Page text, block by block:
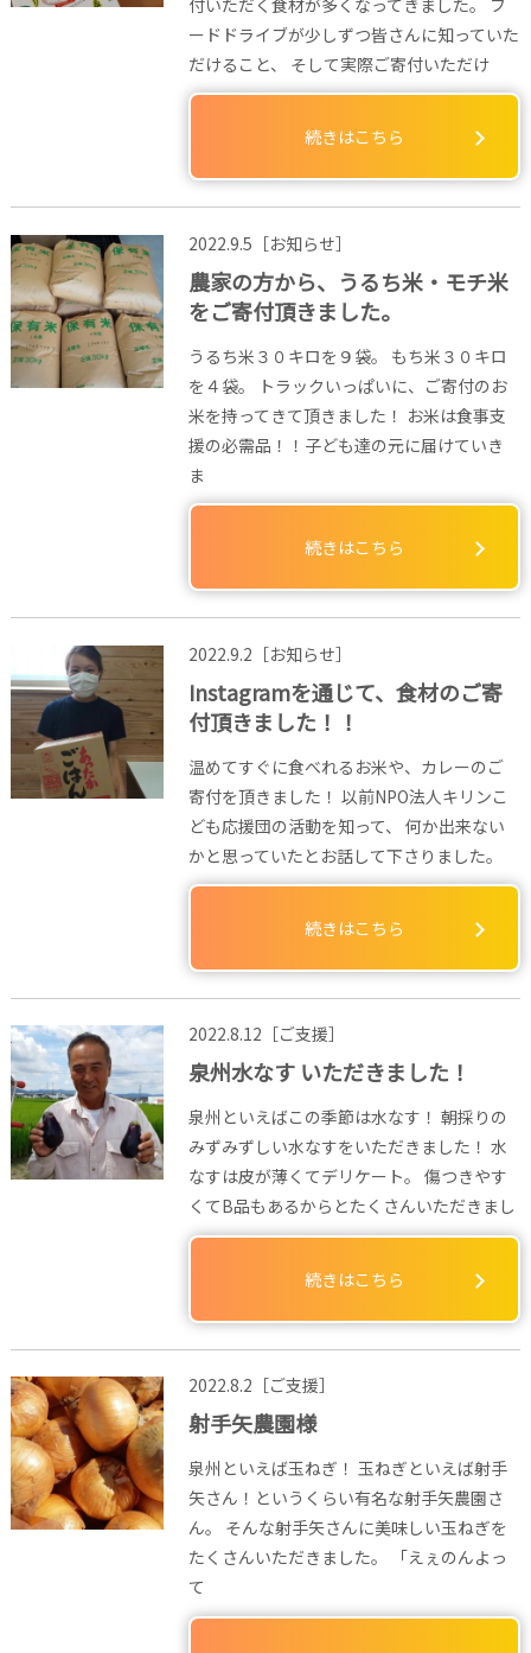
ードドライブが少しずつ皆さんに知っていた
だけること、 そして実際ご寄付いただけ
続きはこちら
2022.9.5［お知らせ］
農家の方から、うるち米・モチ米
をご寄付頂きました。
うるち米３０キロを９袋。 もち米３０キロ
を４袋。 トラックいっぱいに、ご寄付のお
米を持ってきて頂きました！ お米は食事支
援の必需品！！子ども達の元に届けていき
ま
続きはこちら
2022.9.2［お知らせ］
Instagramを通じて、食材のご寄
付頂きました！！
温めてすぐに食べれるお米や、カレーのご
寄付を頂きました！ 以前NPO法人キリンこ
ども応援団の活動を知って、 何か出来ない
かと思っていたとお話して下さりました。
続きはこちら
2022.8.12［ご支援］
泉州水なす いただきました！
泉州といえばこの季節は水なす！ 朝採りの
みずみずしい水なすをいただきました！ 水
なすは皮が薄くてデリケート。 傷つきやす
くてB品もあるからとたくさんいただきまし
続きはこちら
2022.8.2［ご支援］
射手矢農園様
泉州といえば玉ねぎ！ 玉ねぎといえば射手
矢さん！というくらい有名な射手矢農園さ
ん。 そんな射手矢さんに美味しい玉ねぎを
たくさんいただきました。 「えぇのんよっ
て